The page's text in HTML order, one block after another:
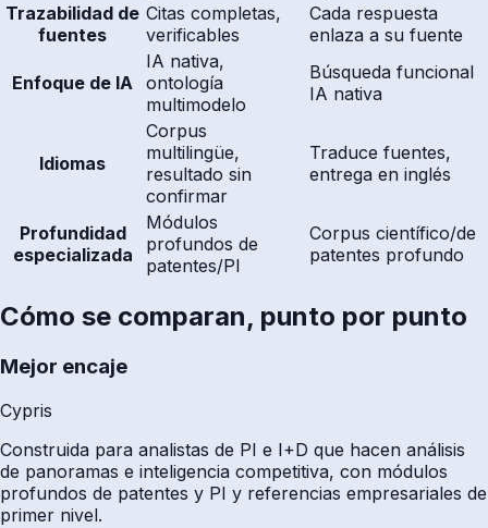
Trazabilidad de
fuentes
Citas completas,
verificables
Cada respuesta
enlaza a su fuente
Enfoque de IA
IA nativa,
ontología
multimodelo
Búsqueda funcional
IA nativa
Idiomas
Corpus
multilingüe,
resultado sin
confirmar
Traduce fuentes,
entrega en inglés
Profundidad
especializada
Módulos
profundos de
patentes/PI
Corpus científico/de
patentes profundo
Cómo se comparan, punto por punto
Mejor encaje
Cypris
Construida para analistas de PI e I+D que hacen análisis
de panoramas e inteligencia competitiva, con módulos
profundos de patentes y PI y referencias empresariales de
primer nivel.